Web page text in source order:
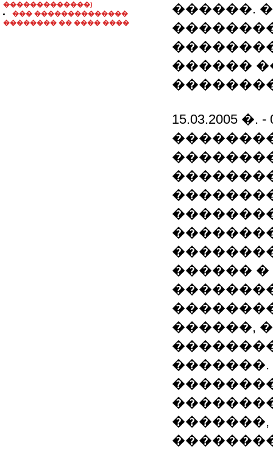
�������������)
��� ��������������
�������� �� ���� ����
������.
������
15.03.2005 �.
������
������,